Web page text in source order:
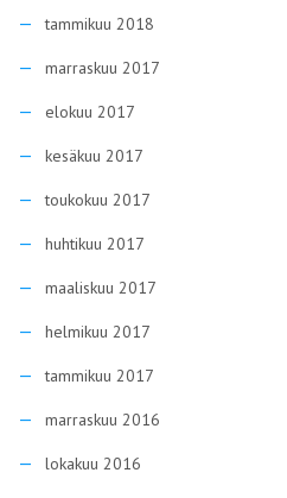
tammikuu 2018
marraskuu 2017
elokuu 2017
kesäkuu 2017
toukokuu 2017
huhtikuu 2017
maaliskuu 2017
helmikuu 2017
tammikuu 2017
marraskuu 2016
lokakuu 2016